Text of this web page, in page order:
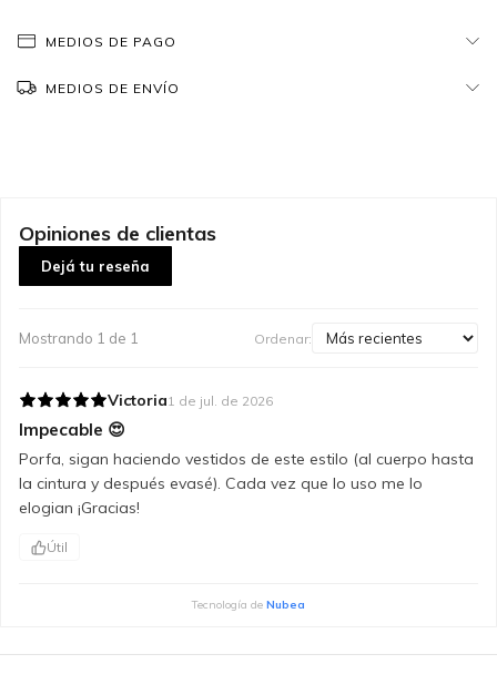
MEDIOS DE PAGO
MEDIOS DE ENVÍO
Opiniones de clientas
Dejá tu reseña
Mostrando 1 de 1 Ordenar:
Victoria1 de jul. de 2026
Impecable 😍
Porfa, sigan haciendo vestidos de este estilo (al cuerpo hasta
la cintura y después evasé). Cada vez que lo uso me lo
elogian ¡Gracias!
Útil
Tecnología de Nubea